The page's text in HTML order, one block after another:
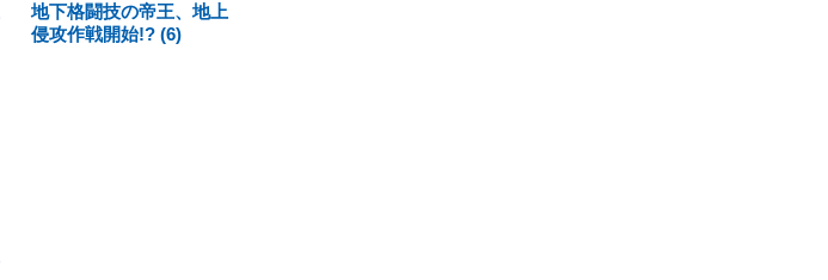
地下格闘技の帝王、地上
侵攻作戦開始!? (6)